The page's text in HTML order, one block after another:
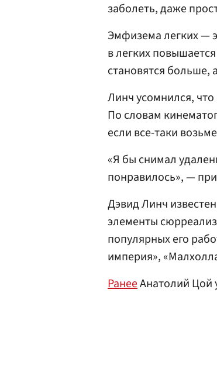
заболеть, даже
Эмфизема легких —
в легких
становятся больше,
Линч усомнился,
По словам
если все-таки
«Я бы снимал
понравилось», —
Дэвид Линч
элементы
популярных его
империя»,
РанееАнатолий Цой